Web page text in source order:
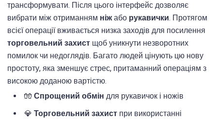
трансформувати. Після цього інтерфейс дозволяє
вибрати між отриманням ніжабо рукавички. Протягом
всієї операції вживається низка заходів для посилення
торговельний захист щоб уникнути незворотних
помилок чи недоглядів. Багато людей цінують цю нову
простоту, яка зменшує стрес, притаманний операціям з
високою доданою вартістю.
🧤 Спрощений обмін для рукавичок і ножів
💎 Торговельний захист при використанні